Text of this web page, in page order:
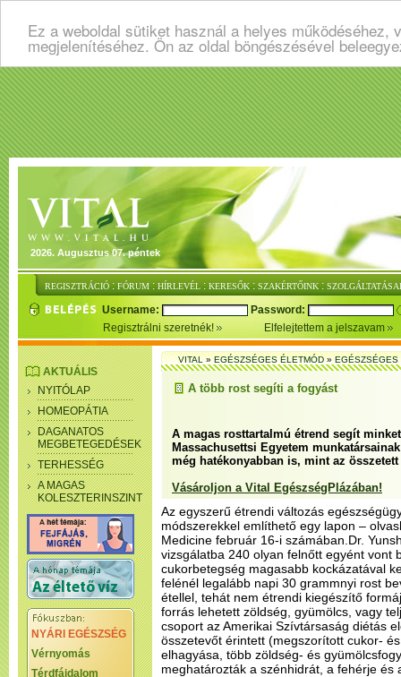
Ez a weboldal sütiket használ a helyes
megjelenítéséhez. Ön az oldal böngészésével
2026. Augusztus 07. péntek
REGISZTRÁCIÓ : FÓRUM : HÍRLEVÉL : KERESŐK : SZAKÉRTŐINK :
Username:
Password:
Regisztrálni szeretnék!
Elfelejtettem a jelszavam
AKTUÁLIS
NYITÓLAP
HOMEOPÁTIA
DAGANATOS
MEGBETEGEDÉSEK
TERHESSÉG
A MAGAS
KOLESZTERINSZINT
NYÁRI EGÉSZSÉG
Vérnyomás
Térdfájdalom
VITAL»EGÉSZSÉGES ÉLETMÓD»
A több rost segíti a fogyást
A magas rosttartalmú étrend segít
Massachusettsi Egyetem
még hatékonyabban is, mint az
Vásároljon a Vital EgészségPlázában!
Az egyszerű étrendi változás
módszerekkel említhető egy lapon –
Medicine február 16-i számában.Dr.
vizsgálatba 240 olyan felnőtt egyént vont
cukorbetegség magasabb kockázatával
felénél legalább napi 30 grammnyi rost
étellel, tehát nem étrendi kiegészítő
forrás lehetett zöldség, gyümölcs, vagy
csoport az Amerikai Szívtársaság diétás
összetevőt érintett (megszorított cukor-
elhagyása, több zöldség- és
meghatározták a szénhidrát, a fehérje és